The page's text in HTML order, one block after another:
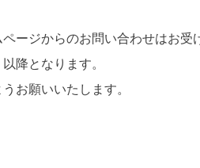
ージからのお問い合わせはお受
降となります。
お願いいたします。